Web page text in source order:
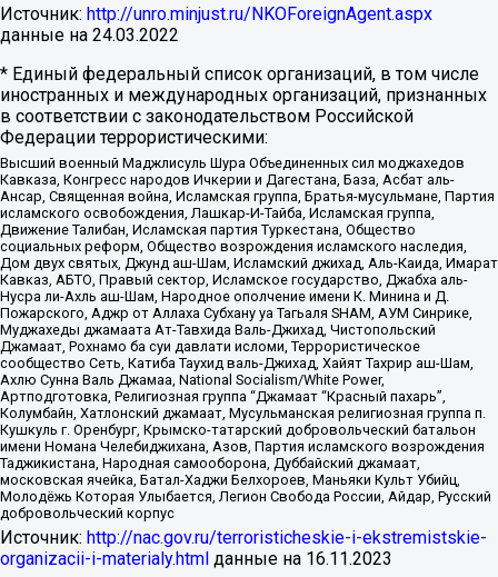
Источник: http://unro.minjust.ru/NKOForeignAgent.aspx
данные на 24.03.2022
* Единый федеральный список организаций, в том числе
иностранных и международных организаций, признанных
в соответствии с законодательством Российской
Федерации террористическими:
Высший военный Маджлисуль Шура Объединенных сил моджахедов
Кавказа, Конгресс народов Ичкерии и Дагестана, База, Асбат аль-
Ансар, Священная война, Исламская группа, Братья-мусульмане, Партия
исламского освобождения, Лашкар-И-Тайба, Исламская группа,
Движение Талибан, Исламская партия Туркестана, Общество
социальных реформ, Общество возрождения исламского наследия,
Дом двух святых, Джунд аш-Шам, Исламский джихад, Аль-Каида, Имарат
Кавказ, АБТО, Правый сектор, Исламское государство, Джабха аль-
Нусра ли-Ахль аш-Шам, Народное ополчение имени К. Минина и Д.
Пожарского, Аджр от Аллаха Субхану уа Тагьаля SHAM, АУМ Синрике,
Муджахеды джамаата Ат-Тавхида Валь-Джихад, Чистопольский
Джамаат, Рохнамо ба суи давлати исломи, Террористическое
сообщество Сеть, Катиба Таухид валь-Джихад, Хайят Тахрир аш-Шам,
Ахлю Сунна Валь Джамаа, National Socialism/White Power,
Артподготовка, Религиозная группа “Джамаат “Красный пахарь”,
Колумбайн, Хатлонский джамаат, Мусульманская религиозная группа п.
Кушкуль г. Оренбург, Крымско-татарский добровольческий батальон
имени Номана Челебиджихана, Азов, Партия исламского возрождения
Таджикистана, Народная самооборона, Дуббайский джамаат,
московская ячейка, Батал-Хаджи Белхороев, Маньяки Культ Убийц,
Молодёжь Которая Улыбается, Легион Свобода России, Айдар, Русский
добровольческий корпус
Источник: http://nac.gov.ru/terroristicheskie-i-ekstremistskie-
organizacii-i-materialy.html данные на 16.11.2023